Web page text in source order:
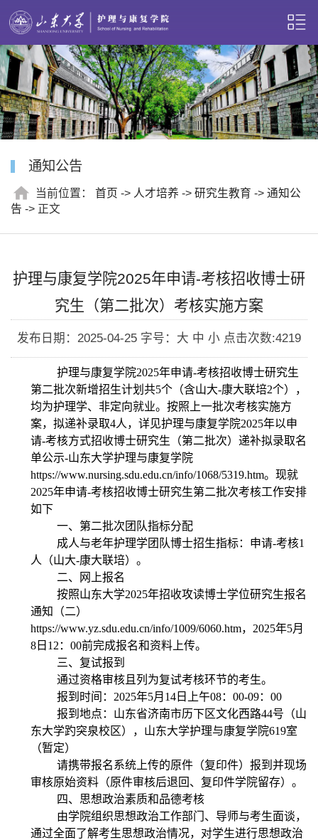
通知公告
当前位置： 首页 -> 人才培养 -> 研究生教育 -> 通知公
告 -> 正文
护理与康复学院2025年申请-考核招收博士研
究生（第二批次）考核实施方案
发布日期：2025-04-25 字号：大 中 小 点击次数:4219
护理与康复学院2025年申请-考核招收博士研究生
第二批次新增招生计划共5个（含山大-康大联培2个），
均为护理学、非定向就业。按照上一批次考核实施方
案，拟递补录取4人，详见护理与康复学院2025年以申
请-考核方式招收博士研究生（第二批次）递补拟录取名
单公示-山东大学护理与康复学院
https://www.nursing.sdu.edu.cn/info/1068/5319.htm。现就
2025年申请-考核招收博士研究生第二批次考核工作安排
如下
一、第二批次团队指标分配
成人与老年护理学团队博士招生指标：申请-考核1
人（山大-康大联培）。
二、网上报名
按照山东大学2025年招收攻读博士学位研究生报名
通知（二）
https://www.yz.sdu.edu.cn/info/1009/6060.htm， 2025年5月
8 日 12 ： 00前完成报名和资料上传。
三、复试报到
通过资格审核且列为复试考核环节的考生。
报到时间： 2025年5月 14 日上午08： 00-09： 00
报到地点：山东省济南市历下区文化西路44号（山
东大学趵突泉校区），山东大学护理与康复学院619室
（暂定）
请携带报名系统上传的原件（复印件）报到并现场
审核原始资料（原件审核后退回、复印件学院留存）。
四、思想政治素质和品德考核
由学院组织思想政治工作部门、导师与考生面谈，
通过全面了解考生思想政治情况，对学生进行思想政治